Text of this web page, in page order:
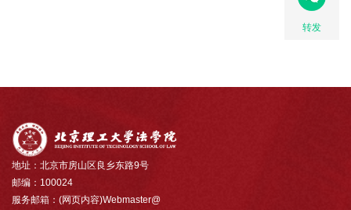
转发
地址：北京市房山区良乡东路9号
邮编：100024
服务邮箱：(网页内容)Webmaster@